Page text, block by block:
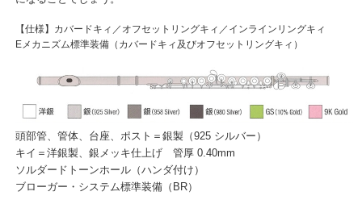
【仕様】カバードキィ／オフセットリングキィ／インラインリングキィ
Eメカニズム標準装備（カバードキィ及びオフセットリングキィ）
頭部管、管体、台座、ポスト＝銀製（925 シルバー）
キイ＝洋銀製、銀メッキ仕上げ 管厚 0.40mm
ソルダードトーンホール（ハンダ付け）
ブローガー・システム標準装備（BR）